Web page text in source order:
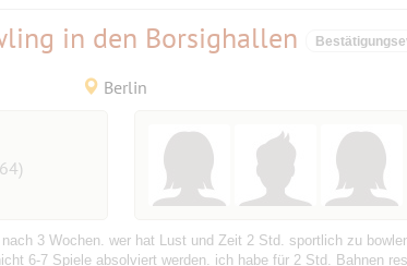
in den Borsighallen
Berlin
3 Wochen. wer hat Lust und Zeit 2 Std. sportlich zu
6-7 Spiele absolviert werden. ich habe für 2 Std. Bahnen